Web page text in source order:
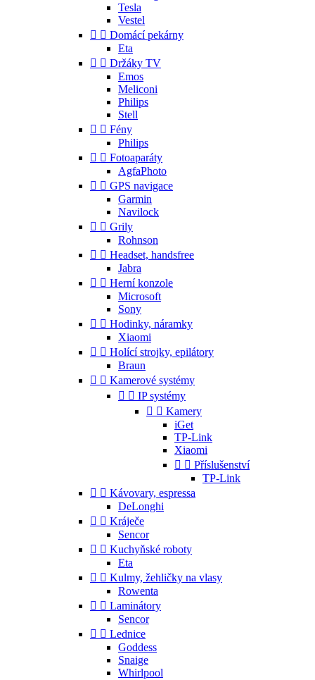
Tesla
Vestel
  Domácí pekárny
Eta
  Držáky TV
Emos
Meliconi
Philips
Stell
  Fény
Philips
  Fotoaparáty
AgfaPhoto
  GPS navigace
Garmin
Navilock
  Grily
Rohnson
  Headset, handsfree
Jabra
  Herní konzole
Microsoft
Sony
  Hodinky, náramky
Xiaomi
  Holící strojky, epilátory
Braun
  Kamerové systémy
  IP systémy
  Kamery
iGet
TP-Link
Xiaomi
  Příslušenství
TP-Link
  Kávovary, espressa
DeLonghi
  Kráječe
Sencor
  Kuchyňské roboty
Eta
  Kulmy, žehličky na vlasy
Rowenta
  Laminátory
Sencor
  Lednice
Goddess
Snaige
Whirlpool